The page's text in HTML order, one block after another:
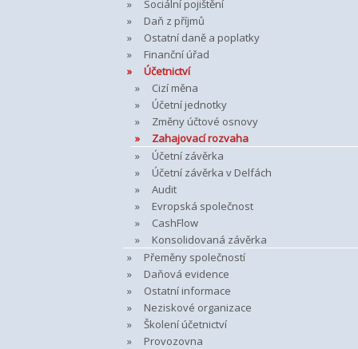
Sociální pojištění
Daň z příjmů
Ostatní daně a poplatky
Finanční úřad
Účetnictví
Cizí měna
Účetní jednotky
Změny účtové osnovy
Zahajovací rozvaha
Účetní závěrka
Účetní závěrka v Delfách
Audit
Evropská společnost
CashFlow
Konsolidovaná závěrka
Přeměny společností
Daňová evidence
Ostatní informace
Neziskové organizace
Školení účetnictví
Provozovna